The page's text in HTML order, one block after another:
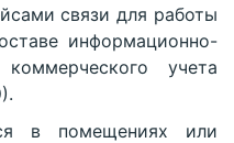
связи для работы
информационно-
учета
в помещениях или